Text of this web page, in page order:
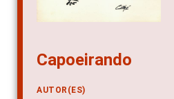
Capoeirando
AUTOR(ES)